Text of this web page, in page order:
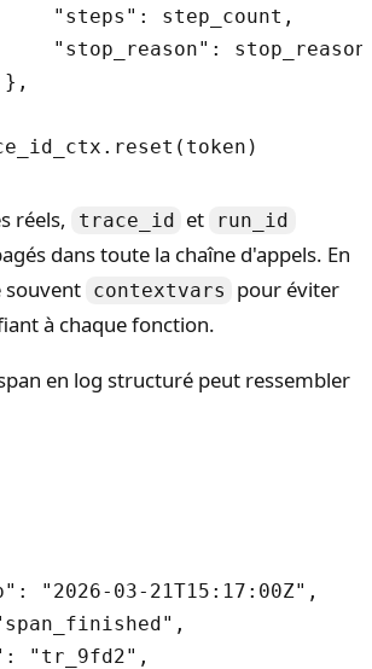
"steps": step_count,
"stop_reason":
réels, trace_id et run_id
dans toute la chaîne d'appels. En
souvent contextvars
pour éviter
à chaque fonction.
en log structuré peut ressembler
"2026-03-21T15:17:00Z",
"tr_9fd2",